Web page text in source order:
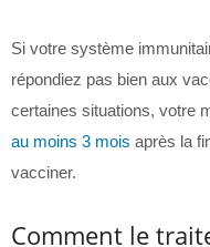
Si votre système
répondiez pas bien aux
certaines situations, votre
au moins 3 mois après la
vacciner.
Comment le